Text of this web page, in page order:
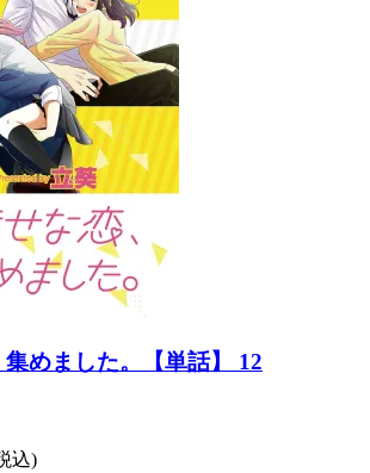
めました。【単話】 12
込)